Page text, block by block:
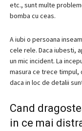
etc., sunt multe
bomba cu ceas.
A iubi o persoana
cele rele. Daca iubesti,
un mic incident. La
masura ce trece
daca in loc de detalii
Cand
in ce mai